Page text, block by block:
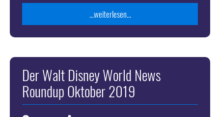
...weiterlesen...
Der Walt Disney World News
Roundup Oktober 2019